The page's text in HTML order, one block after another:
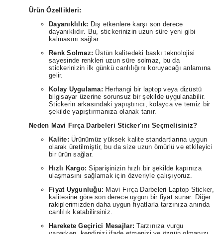
Ürün Özellikleri:
Dayanıklılık: Dış etkenlere karşı son derece
dayanıklıdır. Bu, stickerinizin uzun süre yeni gibi
kalmasını sağlar.
Renk Solmaz: Üstün kalitedeki baskı teknolojisi
sayesinde renkleri uzun süre solmaz, bu da
stickerinizin ilk günkü canlılığını koruyacağı anlamına
gelir.
Kolay Uygulama: Herhangi bir laptop veya dizüstü
bilgisayar üzerine sorunsuz bir şekilde uygulanabilir.
Stickerin arkasındaki yapıştırıcı, kolayca ve temiz bir
şekilde yapıştırmanıza olanak tanır.
Neden Mavi Fırça Darbeleri Sticker'ını Seçmelisiniz?
Kalite: Ürünümüz yüksek kalite standartlarına uygun
olarak üretilmiştir, bu da size uzun ömürlü ve etkileyici
bir ürün sağlar.
Hızlı Kargo: Siparişinizin hızlı bir şekilde kapınıza
ulaşmasını sağlamak için özveriyle çalışıyoruz.
Fiyat Uygunluğu: Mavi Fırça Darbeleri Laptop Sticker,
kalitesine göre son derece uygun bir fiyat sunar. Diğer
rakiplerimizden daha uygun fiyatlarla tarzınıza anında
canlılık katabilirsiniz.
Harekete Geçirici Mesajlar: Tarzınıza vurgu